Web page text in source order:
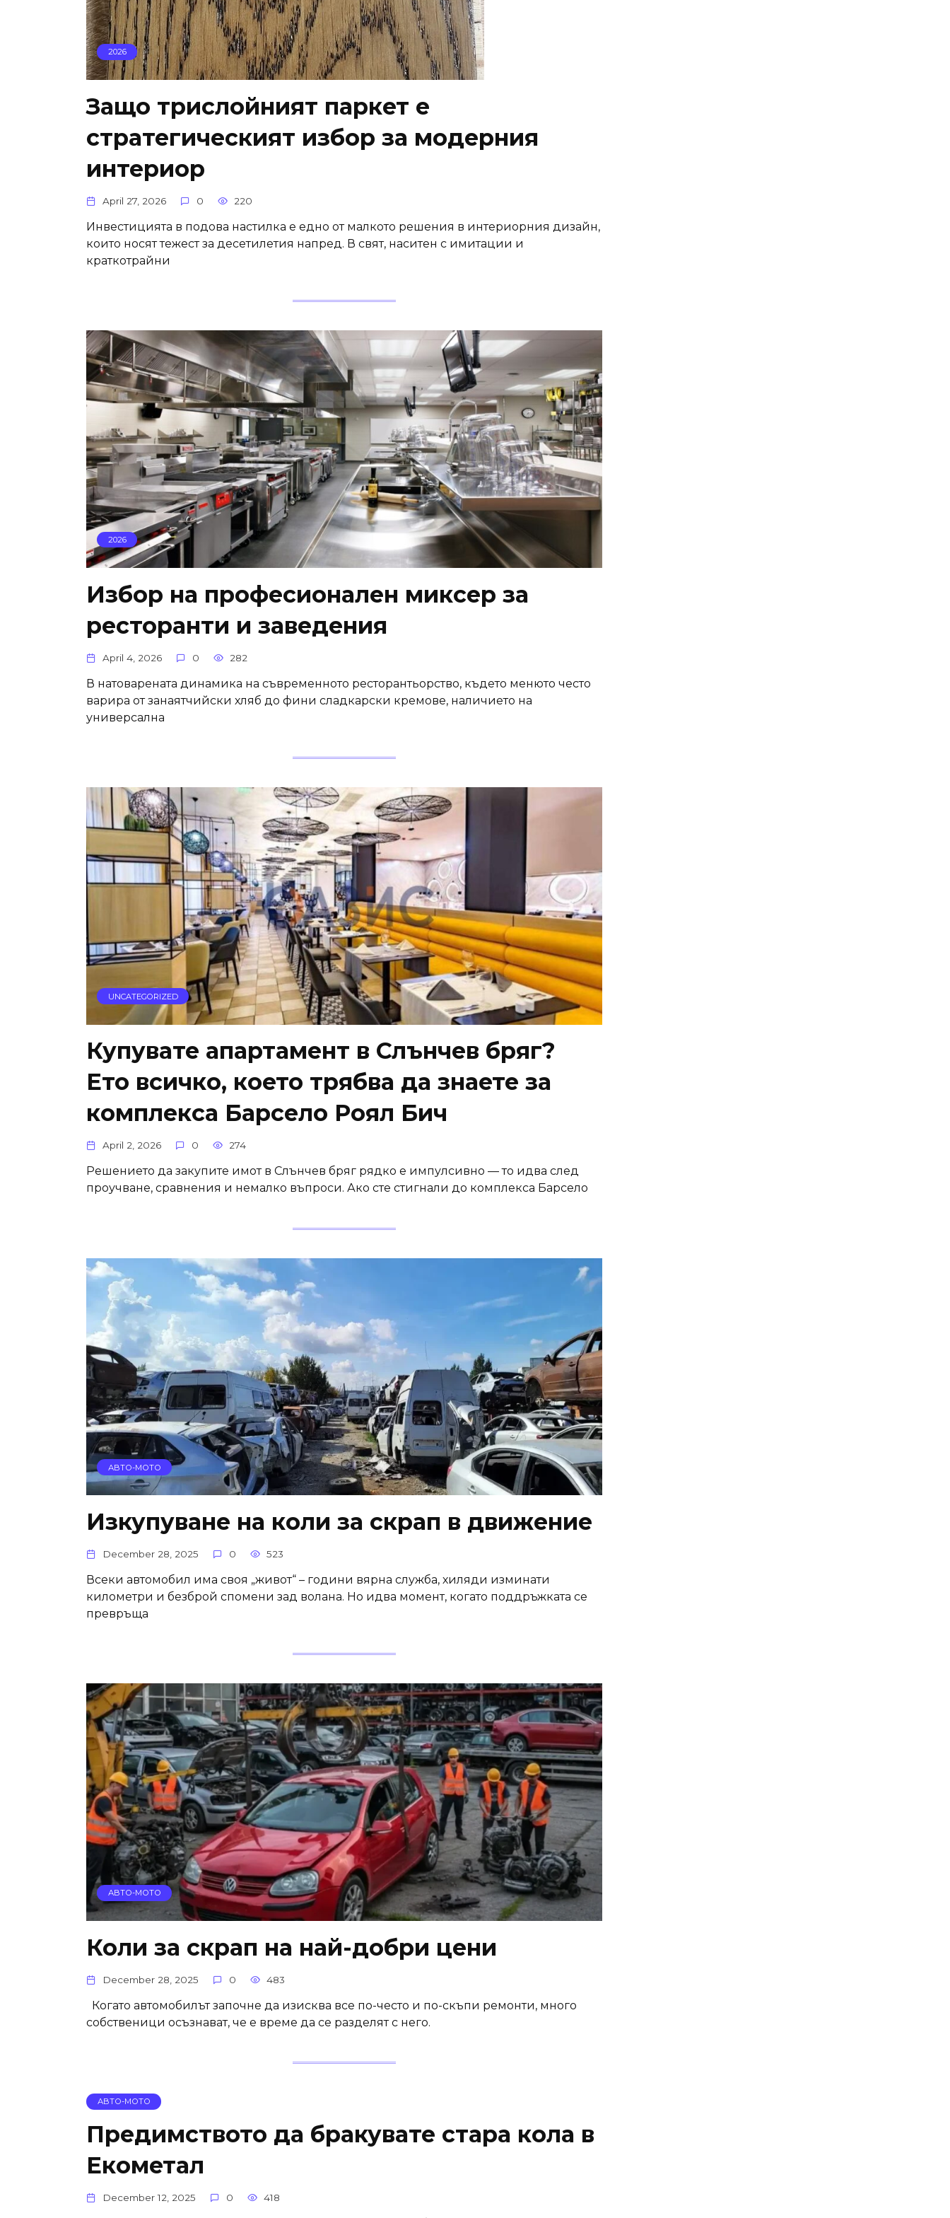
2026
Защо трислойният паркет е
стратегическият избор за модерния
интериор
April 27, 2026 0 220
Инвестицията в подова настилка е едно от малкото решения в интериорния дизайн,
които носят тежест за десетилетия напред. В свят, наситен с имитации и
краткотрайни
2026
Избор на професионален миксер за
ресторанти и заведения
April 4, 2026 0 282
В натоварената динамика на съвременното ресторантьорство, където менюто често
варира от занаятчийски хляб до фини сладкарски кремове, наличието на
универсална
UNCATEGORIZED
Купувате апартамент в Слънчев бряг?
Ето всичко, което трябва да знаете за
комплекса Барсело Роял Бич
April 2, 2026 0 274
Решението да закупите имот в Слънчев бряг рядко е импулсивно — то идва след
проучване, сравнения и немалко въпроси. Ако сте стигнали до комплекса Барсело
АВТО-МОТО
Изкупуване на коли за скрап в движение
December 28, 2025 0 523
Всеки автомобил има своя „живот“ – години вярна служба, хиляди изминати
километри и безброй спомени зад волана. Но идва момент, когато поддръжката се
превръща
АВТО-МОТО
Коли за скрап на най-добри цени
December 28, 2025 0 483
Когато автомобилът започне да изисква все по-често и по-скъпи ремонти, много
собственици осъзнават, че е време да се разделят с него.
АВТО-МОТО
Предимството да бракувате стара кола в
Екометал
December 12, 2025 0 418